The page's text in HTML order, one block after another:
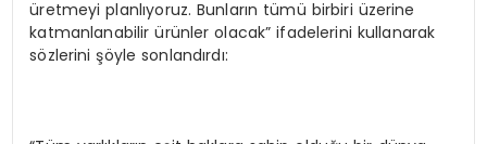
üretmeyi planlıyoruz. Bunların tümü birbiri üzerine
katmanlanabilir ürünler olacak” ifadelerini kullanarak
sözlerini şöyle sonlandırdı: